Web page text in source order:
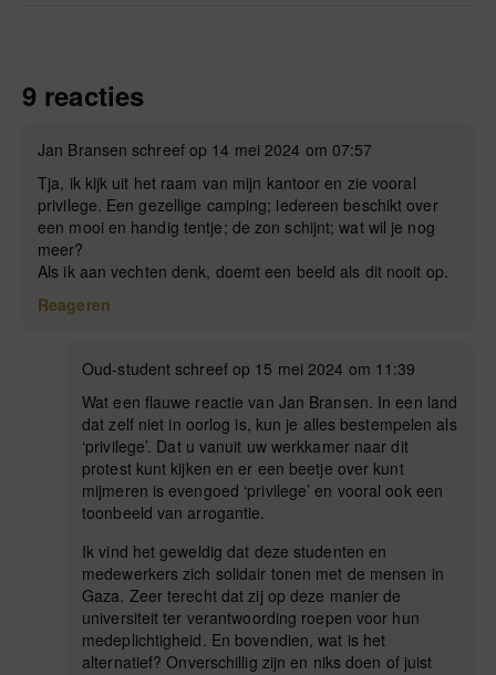
9 reacties
Jan Bransen schreef op 14 mei 2024 om 07:57
Tja, ik kijk uit het raam van mijn kantoor en zie vooral
privilege. Een gezellige camping; iedereen beschikt over
een mooi en handig tentje; de zon schijnt; wat wil je nog
meer?
Als ik aan vechten denk, doemt een beeld als dit nooit op.
Reageren
Oud-student schreef op 15 mei 2024 om 11:39
Wat een flauwe reactie van Jan Bransen. In een land
dat zelf niet in oorlog is, kun je alles bestempelen als
‘privilege’. Dat u vanuit uw werkkamer naar dit
protest kunt kijken en er een beetje over kunt
mijmeren is evengoed ‘privilege’ en vooral ook een
toonbeeld van arrogantie.
Ik vind het geweldig dat deze studenten en
medewerkers zich solidair tonen met de mensen in
Gaza. Zeer terecht dat zij op deze manier de
universiteit ter verantwoording roepen voor hun
medeplichtigheid. En bovendien, wat is het
alternatief? Onverschillig zijn en niks doen of juist